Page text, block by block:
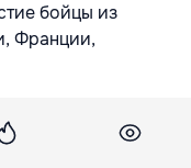
бойцы из
Франции,
боев и